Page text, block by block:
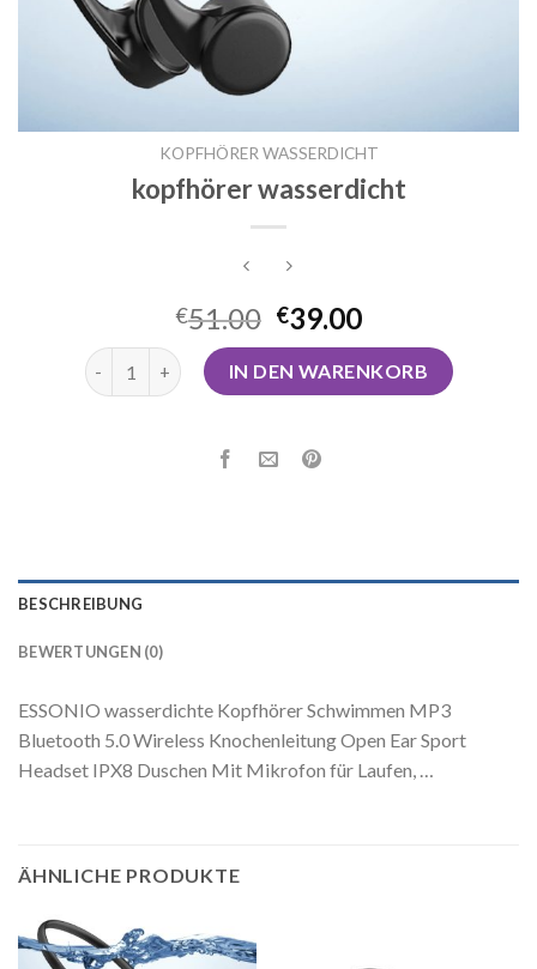
KOPFHÖRER WASSERDICHT
kopfhörer wasserdicht
€51.00 €39.00
kopfhörer wasserdicht MengeIN DEN WARENKORB
BESCHREIBUNG
BEWERTUNGEN (0)
ESSONIO wasserdichte Kopfhörer Schwimmen MP3
Bluetooth 5.0 Wireless Knochenleitung Open Ear Sport
Headset IPX8 Duschen Mit Mikrofon für Laufen, …
ÄHNLICHE PRODUKTE